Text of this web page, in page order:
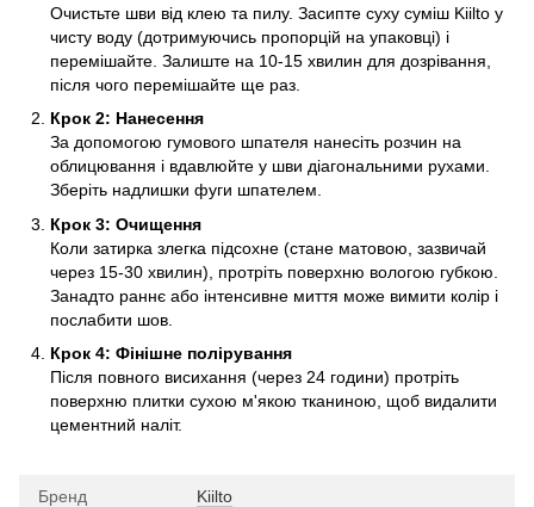
Очистьте шви від клею та пилу. Засипте суху суміш Kiilto у
чисту воду (дотримуючись пропорцій на упаковці) і
перемішайте. Залиште на 10-15 хвилин для дозрівання,
після чого перемішайте ще раз.
Крок 2: Нанесення
За допомогою гумового шпателя нанесіть розчин на
облицювання і вдавлюйте у шви діагональними рухами.
Зберіть надлишки фуги шпателем.
Крок 3: Очищення
Коли затирка злегка підсохне (стане матовою, зазвичай
через 15-30 хвилин), протріть поверхню вологою губкою.
Занадто раннє або інтенсивне миття може вимити колір і
послабити шов.
Крок 4: Фінішне полірування
Після повного висихання (через 24 години) протріть
поверхню плитки сухою м'якою тканиною, щоб видалити
цементний наліт.
Бренд Kiilto